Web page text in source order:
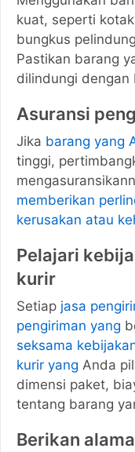
kuat, seperti
bungkus
Pastikan barang
dilindungi dengan
Asuransi
Jika barang yang
tinggi,
memberikan
kerusakan atau
Pelajari
kurir
Setiap jasa
pengiriman yang
seksama
kurir yang Anda
dimensi paket,
tentang barang
Berikan